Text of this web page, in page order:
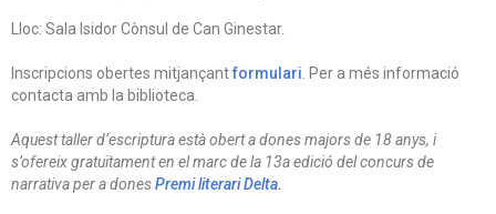
Lloc: Sala Isidor Cònsul de Can Ginestar.
Inscripcions obertes mitjançantformulari . Per a més informació
contacta amb la biblioteca.
Aquest taller d’escriptura està obert a dones majors de 18 anys, i
s’ofereix gratuïtament en el marc de la 13a edició del concurs de
narrativa per a donesPremi literari Delta.